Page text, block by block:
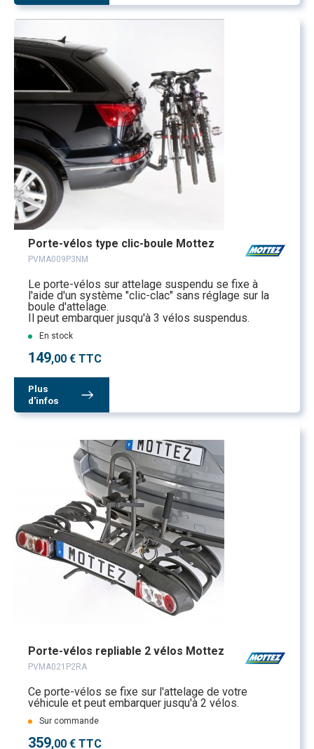
Porte-vélos type clic-boule Mottez
PVMA009P3NM
Le porte-vélos sur attelage suspendu se fixe à
l'aide d'un système "clic-clac" sans réglage sur la
boule d'attelage.
Il peut embarquer jusqu'à 3 vélos suspendus.
En stock
149,00 € TTC
Plus
d'infos
Porte-vélos repliable 2 vélos Mottez
PVMA021P2RA
Ce porte-vélos se fixe sur l'attelage de votre
véhicule et peut embarquer jusqu'à 2 vélos.
Sur commande
359,00 € TTC